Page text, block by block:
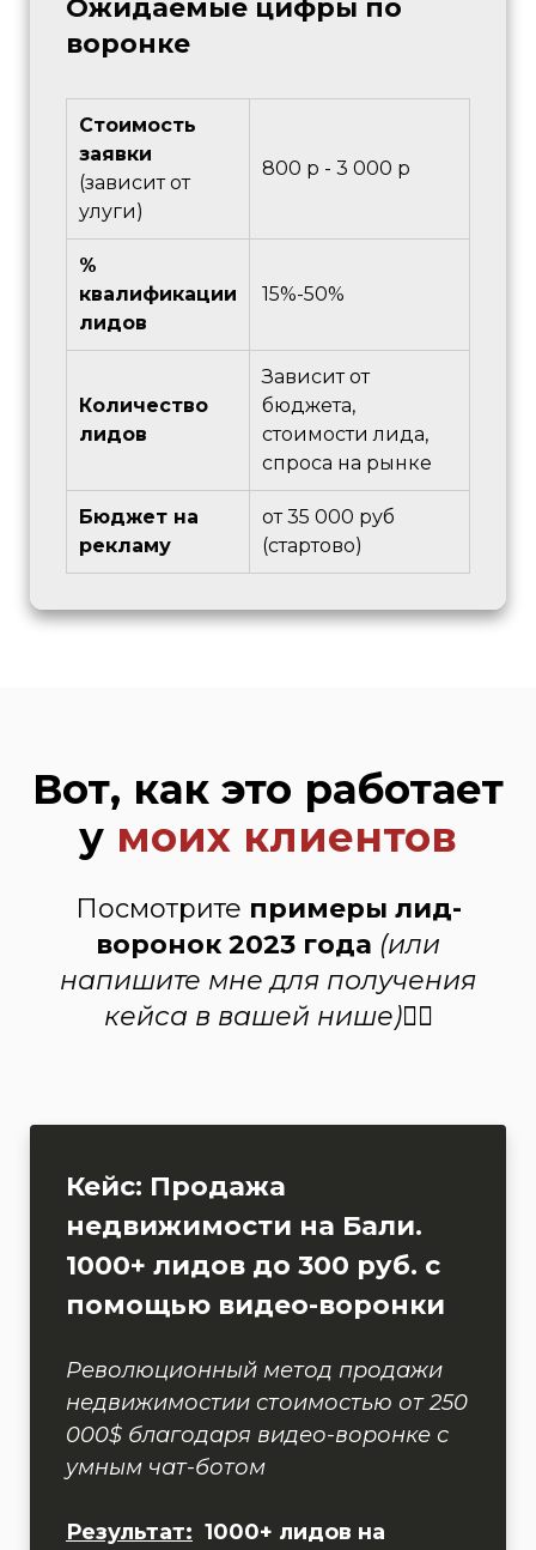
Ожидаемые цифры по
воронке
Стоимость
заявки
(зависит от
улуги)
800 р - 3 000 р
%
квалификации
лидов
15%-50%
Количество
лидов
Зависит от
бюджета,
стоимости лида,
спроса на рынке
Бюджет на
рекламу
от 35 000 руб
(стартово)
Вот, как это работает
у моих клиентов
Посмотрите примеры лид-
воронок 2023 года (или
напишите мне для получения
кейса в вашей нише)👍🏻
Кейс: Продажа
недвижимости на Бали.
1000+ лидов до 300 руб. с
помощью видео-воронки
Революционный метод продажи
недвижимостии стоимостью от 250
000$ благодаря видео-воронке с
умным чат-ботом
Результат: 1000+ лидов на